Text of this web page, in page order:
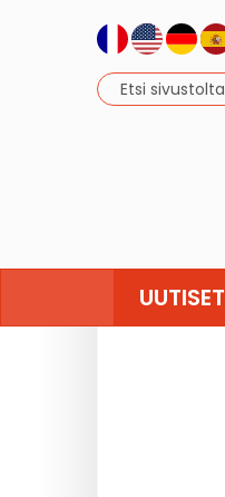
UUTISET